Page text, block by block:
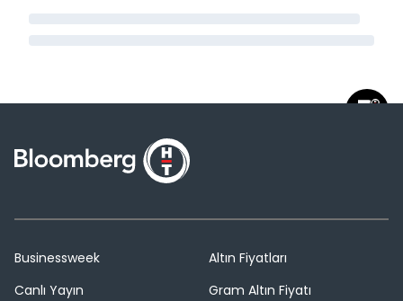
Businessweek
Canlı Yayın
Altın Fiyatları
Gram Altın Fiyatı